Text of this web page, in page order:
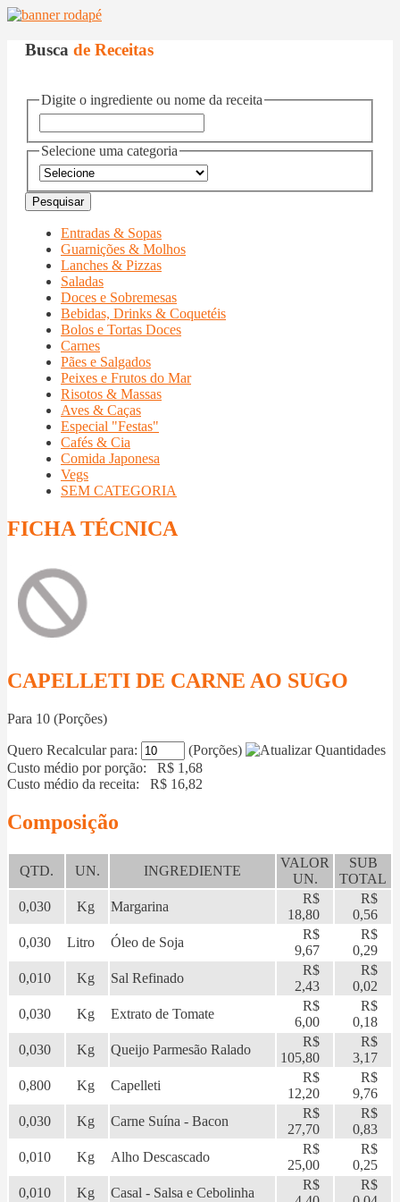
Busca de Receitas
Digite o ingrediente ou nome da receita
Selecione uma categoria
Entradas & Sopas
Guarnições & Molhos
Lanches & Pizzas
Saladas
Doces e Sobremesas
Bebidas, Drinks & Coquetéis
Bolos e Tortas Doces
Carnes
Pães e Salgados
Peixes e Frutos do Mar
Risotos & Massas
Aves & Caças
Especial "Festas"
Cafés & Cia
Comida Japonesa
Vegs
SEM CATEGORIA
FICHA TÉCNICA
CAPELLETI DE CARNE AO SUGO
Para 10 (Porções)
Quero Recalcular para:
(Porções)
Custo médio por porção: R$ 1,68
Custo médio da receita: R$ 16,82
Composição
QTD. UN. INGREDIENTE
VALOR
UN.
SUB
TOTAL
0,030
Kg Margarina
R$
18,80
R$
0,56
0,030
Litro Óleo de Soja
R$
9,67
R$
0,29
0,010
Kg Sal Refinado
R$
2,43
R$
0,02
0,030
Kg Extrato de Tomate
R$
6,00
R$
0,18
0,030
Kg Queijo Parmesão Ralado
R$
105,80
R$
3,17
0,800
Kg Capelleti
R$
12,20
R$
9,76
0,030
Kg Carne Suína - Bacon
R$
27,70
R$
0,83
0,010
Kg Alho Descascado
R$
25,00
R$
0,25
0,010
Kg Casal - Salsa e Cebolinha
R$
R$